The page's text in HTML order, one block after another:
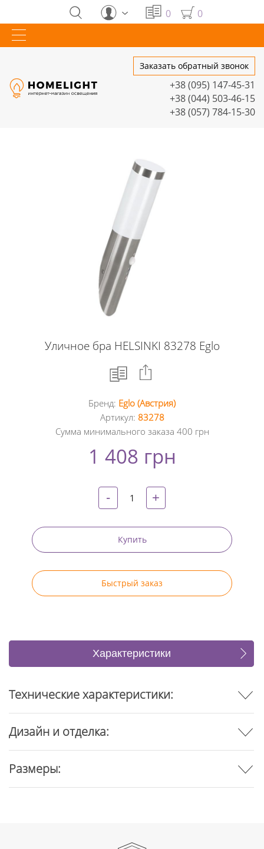
0 0
Заказать обратный звонок
+38 (095) 147-45-31
+38 (044) 503-46-15
+38 (057) 784-15-30
Уличное бра HELSINKI 83278 Eglo
Facebook
+
Pinterest
Бренд: Eglo (Австрия)
Артикул: 83278
Сумма минимального заказа 400 грн
1 408 грн
- +
Купить
Быстрый заказ
Характеристики
Отзывы
Технические характеристики:
Дизайн и отделка:
Размеры: